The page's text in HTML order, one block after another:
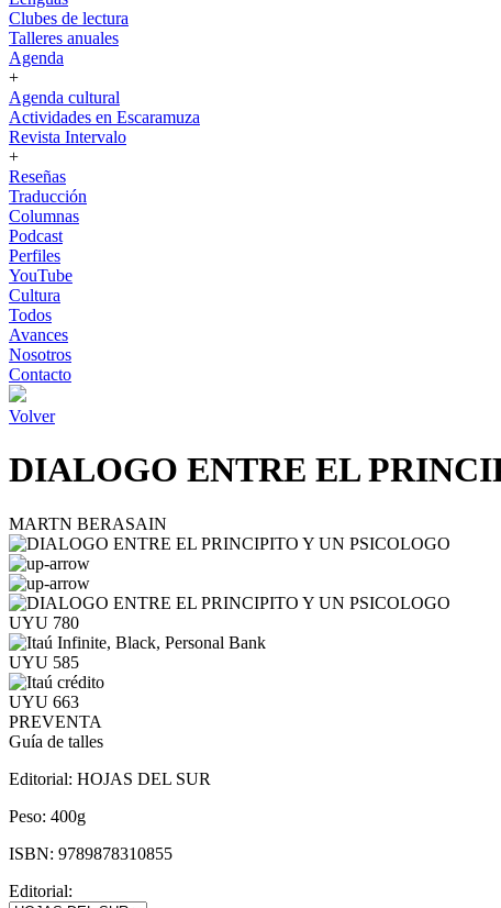
Clubes de lectura
Talleres anuales
Agenda
+
Agenda cultural
Actividades en Escaramuza
Revista Intervalo
+
Reseñas
Traducción
Columnas
Podcast
Perfiles
YouTube
Cultura
Todos
Avances
Nosotros
Contacto
Volver
DIALOGO ENTRE EL
MARTN BERASAIN
UYU 780
UYU 585
UYU 663
PREVENTA
Guía de talles
Editorial: HOJAS DEL SUR
Peso: 400g
ISBN: 9789878310855
Editorial: